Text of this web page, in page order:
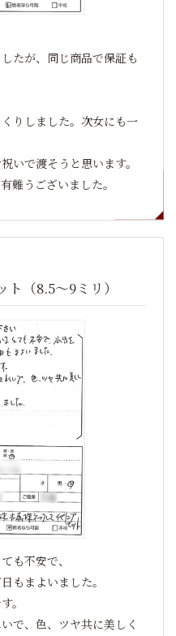
たが、同じ商品で保証も
りしました。次女にも一
いで渡そうと思います。
難うございました。
（8.5～9ミリ）
も不安で、
もまよいました。
。
で、色、ツヤ共に美しく